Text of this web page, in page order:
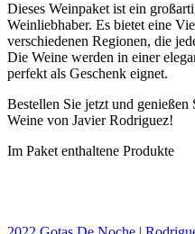
Dieses Weinpaket ist ein
Weinliebhaber. Es bietet eine
verschiedenen Regionen, die
Die Weine werden in einer
perfekt als Geschenk eignet.
Bestellen Sie jetzt und
Weine von Javier Rodriguez!
Im Paket enthaltene Produkte